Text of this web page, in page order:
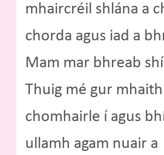
mhaircréil shlána a
chorda agus iad a
Mam mar bhreab
Thuig mé gur
chomhairle í agus
ullamh agam nuair a